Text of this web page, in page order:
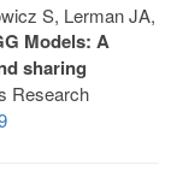
S, Lerman JA,
Models: A
sharing
Research